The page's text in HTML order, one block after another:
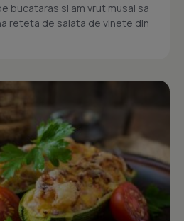
bucataras si am vrut musai sa
reteta de salata de vinete din